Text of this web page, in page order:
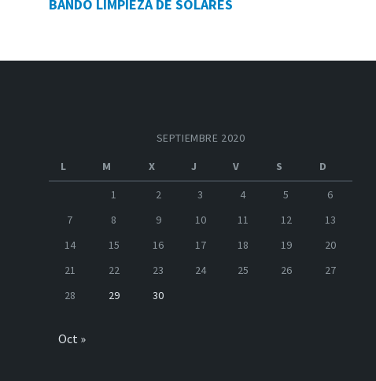
BANDO LIMPIEZA DE SOLARES
SEPTIEMBRE 2020
L
M X J V S
D
1
2 3 4 5
6
7
8 9 10 11 12
13
14
15 16 17 18 19
20
21
22 23 24 25 26
27
28
29 30
Oct »